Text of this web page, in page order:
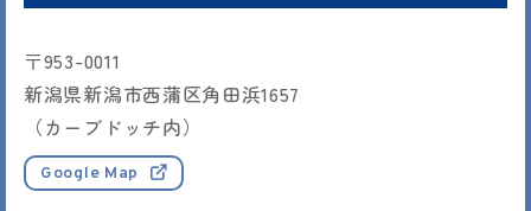
〒953-0011
新潟県新潟市西蒲区角田浜1657
（カーブドッチ内）
Google Map